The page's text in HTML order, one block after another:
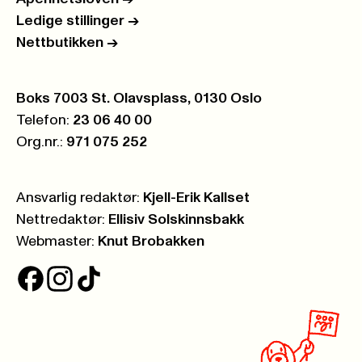
Ledige stillinger ->
Nettbutikken ->
Postboks:
Boks 7003 St. Olavsplass, 0130 Oslo
Telefon: 23 06 40 00
Org.nr.: 971 075 252
Ansvarlig redaktør: Kjell-Erik Kallset
Nettredaktør: Ellisiv Solskinnsbakk
Webmaster: Knut Brobakken